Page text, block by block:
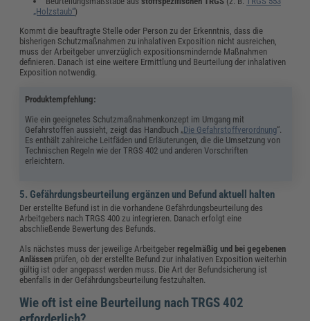
„Holzstaub“)
Kommt die beauftragte Stelle oder Person zu der Erkenntnis, dass die
bisherigen Schutzmaßnahmen zu inhalativen Exposition nicht ausreichen,
muss der Arbeitgeber unverzüglich expositionsmindernde Maßnahmen
definieren. Danach ist eine weitere Ermittlung und Beurteilung der inhalativen
Exposition notwendig.
Produktempfehlung:
Wie ein geeignetes Schutzmaßnahmenkonzept im Umgang mit
Gefahrstoffen aussieht, zeigt das Handbuch „Die Gefahrstoffverordnung“.
Es enthält zahlreiche Leitfäden und Erläuterungen, die die Umsetzung von
Technischen Regeln wie der TRGS 402 und anderen Vorschriften
erleichtern.
5. Gefährdungsbeurteilung ergänzen und Befund aktuell halten
Der erstellte Befund ist in die vorhandene Gefährdungsbeurteilung des
Arbeitgebers nach TRGS 400 zu integrieren. Danach erfolgt eine
abschließende Bewertung des Befunds.
Als nächstes muss der jeweilige Arbeitgeberregelmäßig und bei gegebenen
Anlässen prüfen, ob der erstellte Befund zur inhalativen Exposition weiterhin
gültig ist oder angepasst werden muss. Die Art der Befundsicherung ist
ebenfalls in der Gefährdungsbeurteilung festzuhalten.
Wie oft ist eine Beurteilung nach TRGS 402